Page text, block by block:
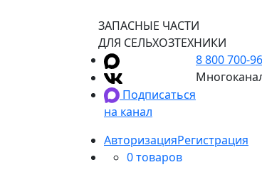
ЗАПАСНЫЕ ЧАСТИ
ДЛЯ СЕЛЬХОЗТЕХНИКИ
Подписаться
на канал
8 800 700-
АвторизацияРегистрация
0 товаров